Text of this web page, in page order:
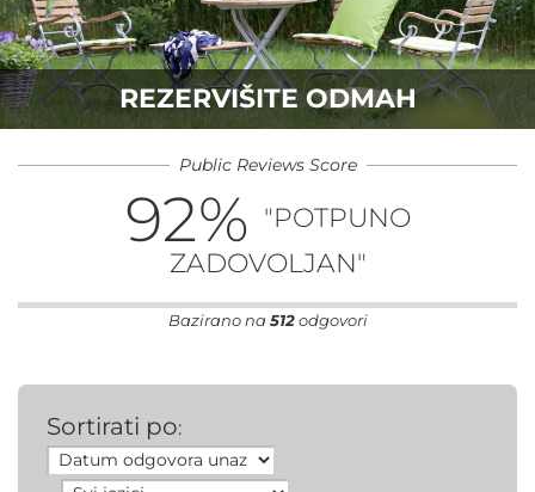
REZERVIŠITE ODMAH
Public Reviews Score
92% "POTPUNO
ZADOVOLJAN"
Bazirano na 512odgovori
Sortirati po: